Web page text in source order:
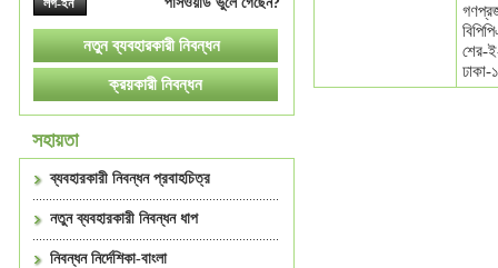
সহায়তা
ব্যবহারকারী নিবন্ধন প্রবাহচিত্র
নতুন ব্যবহারকারী নিবন্ধন ধাপ
নিবন্ধন নির্দেশিকা-বাংলা
শের-
ঢাকা-